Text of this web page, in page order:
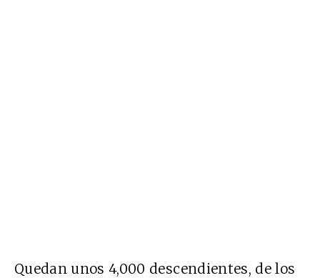
Quedan unos 4,000 descendientes, de los